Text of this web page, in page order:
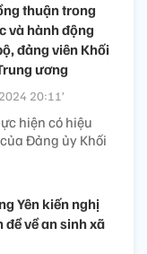
thuận trong
và hành động
đảng viên Khối
ương
20:11’
hiện có hiệu
Đảng ủy Khối
Yên kiến nghị
đề về an sinh xã